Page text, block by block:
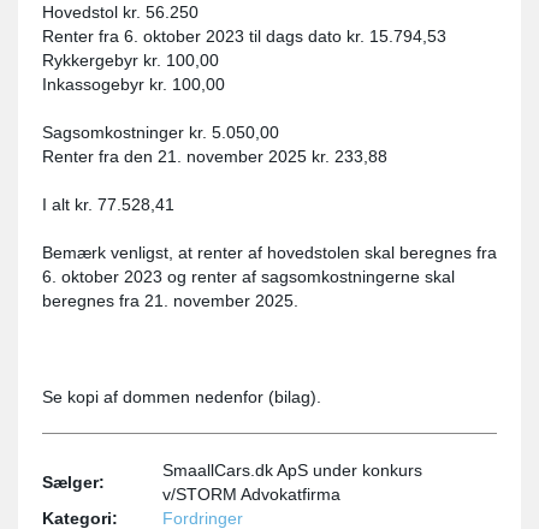
Hovedstol kr. 56.250
Renter fra 6. oktober 2023 til dags dato kr. 15.794,53
Rykkergebyr kr. 100,00
Inkassogebyr kr. 100,00
Sagsomkostninger kr. 5.050,00
Renter fra den 21. november 2025 kr. 233,88
I alt kr. 77.528,41
Bemærk venligst, at renter af hovedstolen skal beregnes fra
6. oktober 2023 og renter af sagsomkostningerne skal
beregnes fra 21. november 2025.
Se kopi af dommen nedenfor (bilag).
Sælger:
SmaallCars.dk ApS under konkurs
v/STORM Advokatfirma
Kategori:
Fordringer